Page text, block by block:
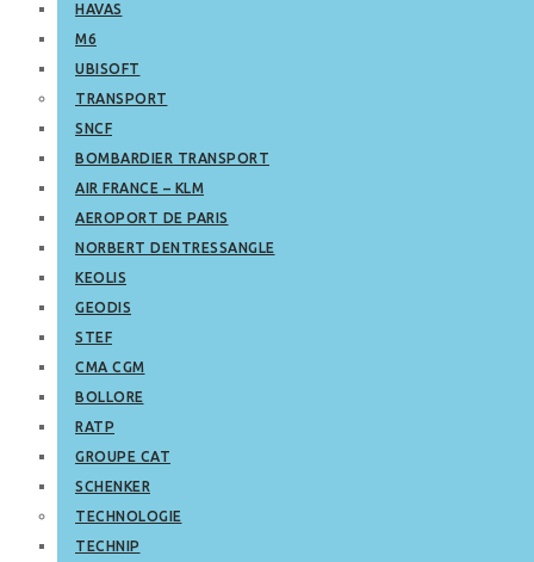
HAVAS
M6
UBISOFT
TRANSPORT
SNCF
BOMBARDIER TRANSPORT
AIR FRANCE – KLM
AEROPORT DE PARIS
NORBERT DENTRESSANGLE
KEOLIS
GEODIS
STEF
CMA CGM
BOLLORE
RATP
GROUPE CAT
SCHENKER
TECHNOLOGIE
TECHNIP